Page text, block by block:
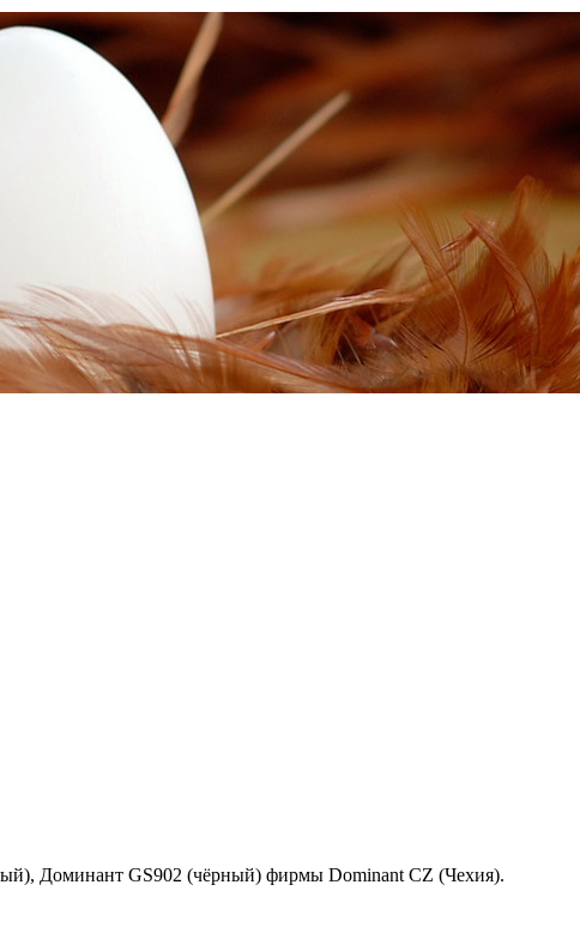
+7(8552)75-00-12
Напишите нам
Обратный звонок
Доминант GS902 (чёрный) фирмы Dominant CZ (Чехия).